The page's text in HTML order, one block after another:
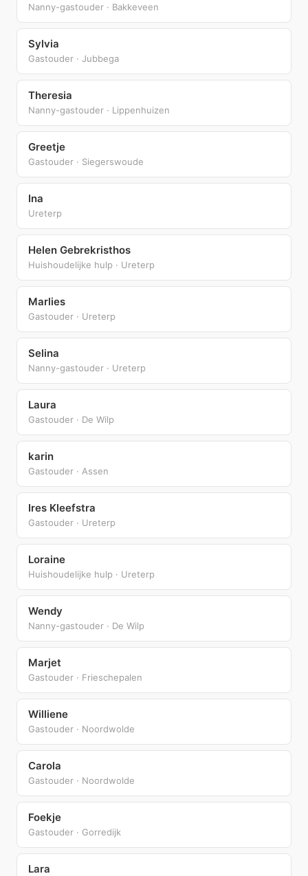
Nanny-gastouder · Bakkeveen
Sylvia
Gastouder · Jubbega
Theresia
Nanny-gastouder · Lippenhuizen
Greetje
Gastouder · Siegerswoude
Ina
Ureterp
Helen Gebrekristhos
Huishoudelijke hulp · Ureterp
Marlies
Gastouder · Ureterp
Selina
Nanny-gastouder · Ureterp
Laura
Gastouder · De Wilp
karin
Gastouder · Assen
Ires Kleefstra
Gastouder · Ureterp
Loraine
Huishoudelijke hulp · Ureterp
Wendy
Nanny-gastouder · De Wilp
Marjet
Gastouder · Frieschepalen
Williene
Gastouder · Noordwolde
Carola
Gastouder · Noordwolde
Foekje
Gastouder · Gorredijk
Lara